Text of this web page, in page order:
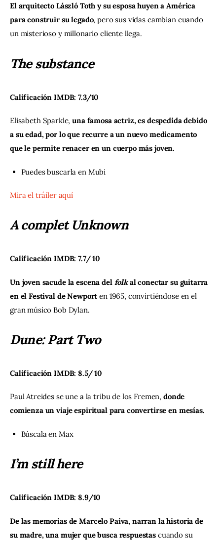
El arquitecto László Toth y su esposa huyen a América
para construir su legado, pero sus vidas cambian cuando
un misterioso y millonario cliente llega.
The substance
Calificación IMDB: 7.3/10
Elisabeth Sparkle, una famosa actriz, es despedida debido
a su edad, por lo que recurre a un nuevo medicamento
que le permite renacer en un cuerpo más joven.
Puedes buscarla en Mubi
Mira el tráiler aquí
A complet Unknown
Calificación IMDB: 7.7/ 10
Un joven sacude la escena del folk al conectar su guitarra
en el Festival de Newport en 1965, convirtiéndose en el
gran músico Bob Dylan.
Dune: Part Two
Calificación IMDB: 8.5/ 10
Paul Atreides se une a la tribu de los Fremen, donde
comienza un viaje espiritual para convertirse en mesías.
Búscala en Max
I’m still here
Calificación IMDB: 8.9/10
De las memorias de Marcelo Paiva, narran la historia de
su madre, una mujer que busca respuestas cuando su